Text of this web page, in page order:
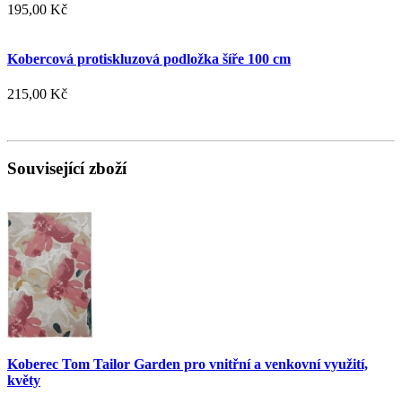
195,00 Kč
Kobercová protiskluzová podložka šíře 100 cm
215,00 Kč
Související zboží
Koberec Tom Tailor Garden pro vnitřní a venkovní využití,
květy